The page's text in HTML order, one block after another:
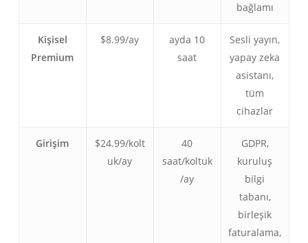
bağlamı
Kişisel
Premium
$8.99/ay
ayda 10
saat
Sesli yayın,
yapay zeka
asistanı,
tüm
cihazlar
Girişim
$24.99/kolt
uk/ay
40
saat/koltuk
/ay
GDPR,
kuruluş
bilgi
tabanı,
birleşik
faturalama,